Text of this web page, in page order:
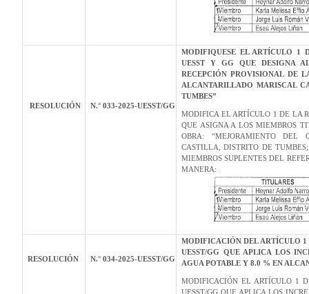
RESOLUCIÓN N.° 033-2025-UESST/GG
MODIFIQUESE EL ARTÍCULO 1
UESST Y GG QUE DESIGNA
RECEPCIÓN PROVISIONAL DE
ALCANTARILLADO MARISCAL
TUMBES”
MODIFICA EL ARTÍCULO 1 DE LA
QUE ASIGNA A LOS MIEMBROS
OBRA: “MEJORAMIENTO DEL
CASTILLA, DISTRITO DE
MIEMBROS SUPLENTES DEL
MANERA:
RESOLUCIÓN N.° 034-2025-UESST/GG
MODIFICACIÓN DEL ARTÍCULO 1
UESST/GG QUE APLICA LOS
AGUA POTABLE Y 8.0 % EN
MODIFICACIÓN EL ARTÍCULO 1
UESST/GG QUE APLICA LOS